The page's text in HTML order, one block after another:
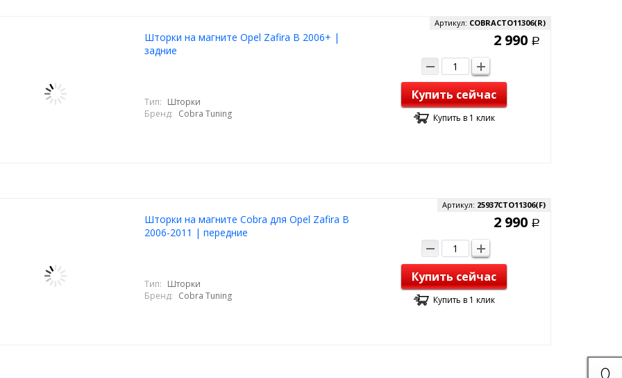
Шторки на магните Opel Zafira B 2006+ |
задние
Артикул: COBRACTO11306(R)
Тип: Шторки
Бренд: Cobra Tuning
2 990 Р
Купить сейчас
Купить в 1 клик
Шторки на магните Cobra для Opel Zafira B
2006-2011 | передние
Артикул: 25937CTO11306(F)
Тип: Шторки
Бренд: Cobra Tuning
2 990 Р
Купить сейчас
Купить в 1 клик